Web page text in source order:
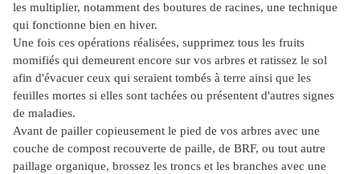
les multiplier, notamment des boutures de racines, une technique
qui fonctionne bien en hiver.
Une fois ces opérations réalisées, supprimez tous les fruits
momifiés qui demeurent encore sur vos arbres et ratissez le sol
afin d'évacuer ceux qui seraient tombés à terre ainsi que les
feuilles mortes si elles sont tachées ou présentent d'autres signes
de maladies.
Avant de pailler copieusement le pied de vos arbres avec une
couche de compost recouverte de paille, de BRF, ou tout autre
paillage organique, brossez les troncs et les branches avec une